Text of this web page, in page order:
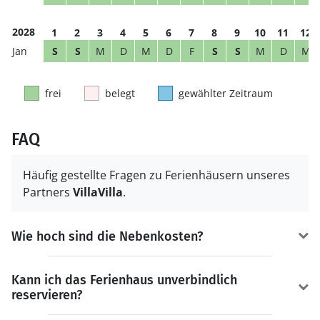
2028 1 2 3 4 5 6 7 8 9 10 11
12
S
S M D M D F S S M D M
frei belegt gewählter Zeitraum
FAQ
Häufig gestellte Fragen zu Ferienhäusern unseres
Partners VillaVilla.
Wie hoch sind die Nebenkosten?
Kann ich das Ferienhaus unverbindlich
reservieren?